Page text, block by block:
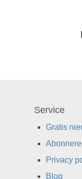
Service
Gratis
Privacy
Blog